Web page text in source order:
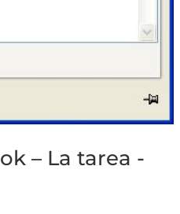
– La tarea -